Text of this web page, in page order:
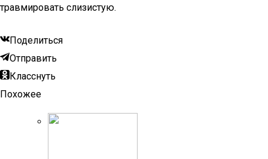
травмировать слизистую.
Поделиться
Отправить
Класснуть
Похожее